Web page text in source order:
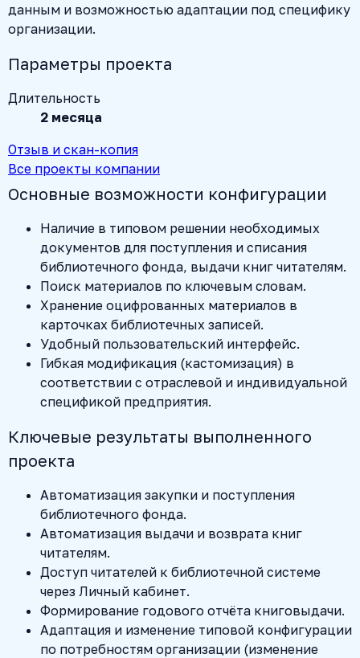
данным и возможностью адаптации под специфику
организации.
Параметры проекта
Длительность
2 месяца
Отзыв и скан-копия
Все проекты компании
Основные возможности конфигурации
Наличие в типовом решении необходимых
документов для поступления и списания
библиотечного фонда, выдачи книг читателям.
Поиск материалов по ключевым словам.
Хранение оцифрованных материалов в
карточках библиотечных записей.
Удобный пользовательский интерфейс.
Гибкая модификация (кастомизация) в
соответствии с отраслевой и индивидуальной
спецификой предприятия.
Ключевые результаты выполненного
проекта
Автоматизация закупки и поступления
библиотечного фонда.
Автоматизация выдачи и возврата книг
читателям.
Доступ читателей к библиотечной системе
через Личный кабинет.
Формирование годового отчёта книговыдачи.
Адаптация и изменение типовой конфигурации
по потребностям организации (изменение